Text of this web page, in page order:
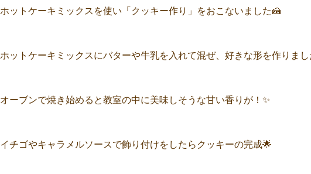
ホットケーキミックスを使い「クッキー作り」をおこないました🍰
ホットケーキミックスにバターや牛乳を入れて混ぜ、好きな形を作りま
オーブンで焼き始めると教室の中に美味しそうな甘い香りが！✨
イチゴやキャラメルソースで飾り付けをしたらクッキーの完成🌟